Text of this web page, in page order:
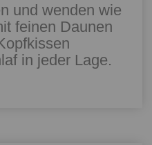
und wenden wie
feinen Daunen
in jeder Lage.